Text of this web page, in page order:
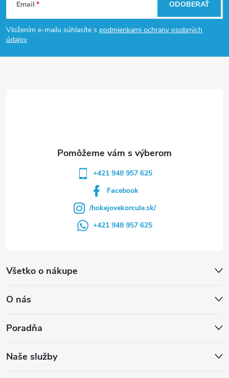
á
p
Email
Vložením e-mailu súhlasíte s podmienkami ochrany osobných
údajov
ODOBERAŤ
Všetko o nákupe
O nás
Poradňa
Naše služby
+421 948 957 625
Facebook
/hokejovekorcule.sk/
+421 948 957 625